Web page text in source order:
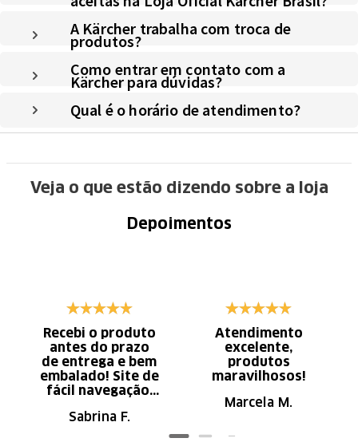
A Kärcher trabalha com troca de
produtos?
Como entrar em contato com a
Kärcher para dúvidas?
Qual é o horário de atendimento?
Veja o que estão dizendo sobre a loja
Depoimentos
Recebi o produto
antes do prazo
de entrega e bem
embalado! Site de
fácil navegação.
Sabrina F.
Atendimento
excelente,
produtos
maravilhosos!
Marcela M.